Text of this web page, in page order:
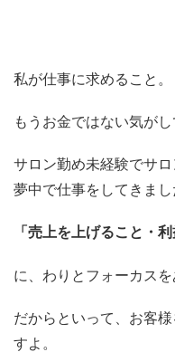
私が仕事に求めること。
もうお金ではない気が
サロン勤め未経験でサ
夢中で仕事をしてきまし
「売上を上げること・
に、わりとフォーカスを
だからといって、お客
すよ。